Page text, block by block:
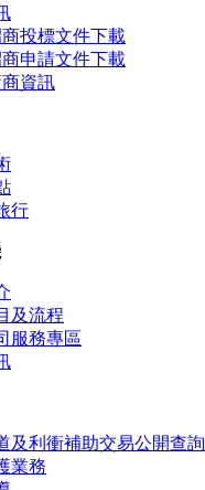
投標文件下載
申請文件下載
資訊
行
及流程
服務專區
及利衝補助交易公開查詢
業務